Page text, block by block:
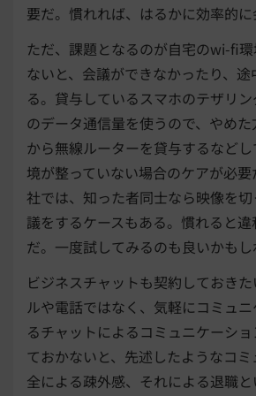
要だ。慣れれば、はるかに効率的に
ただ、課題となるのが自宅のwi-fi
ないと、会議ができなかったり、
る。貸与しているスマホのテザリ
のデータ通信量を使うので、やめ
から無線ルーターを貸与するなど
境が整っていない場合のケアが必
社では、知った者同士なら映像を
議をするケースもある。慣れると
だ。一度試してみるのも良いかもし
ビジネスチャットも契約しておき
ルや電話ではなく、気軽にコミュ
るチャットによるコミュニケーシ
ておかないと、先述したようなコ
全による疎外感、それによる退職